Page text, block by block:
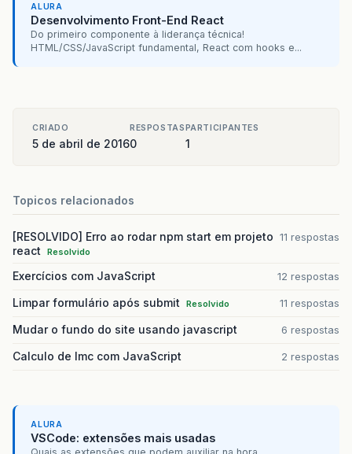
ALURA
Desenvolvimento Front-End React
Do primeiro componente à liderança técnica!
HTML/CSS/JavaScript fundamental, React com hooks e...
CRIADO
5 de abril de 2016
RESPOSTAS
0
PARTICIPANTES
1
Topicos relacionados
[RESOLVIDO] Erro ao rodar npm start em projeto
react
Resolvido
11 respostas
Exercícios com JavaScript 12 respostas
Limpar formulário após submit Resolvido 11 respostas
Mudar o fundo do site usando javascript 6 respostas
Calculo de Imc com JavaScript 2 respostas
ALURA
VSCode: extensões mais usadas